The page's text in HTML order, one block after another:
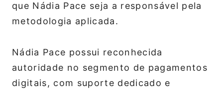
que Nádia Pace seja a responsável pela
metodologia aplicada.
Nádia Pace possui reconhecida
autoridade no segmento de pagamentos
digitais, com suporte dedicado e